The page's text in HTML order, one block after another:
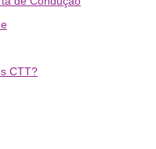
CTT?